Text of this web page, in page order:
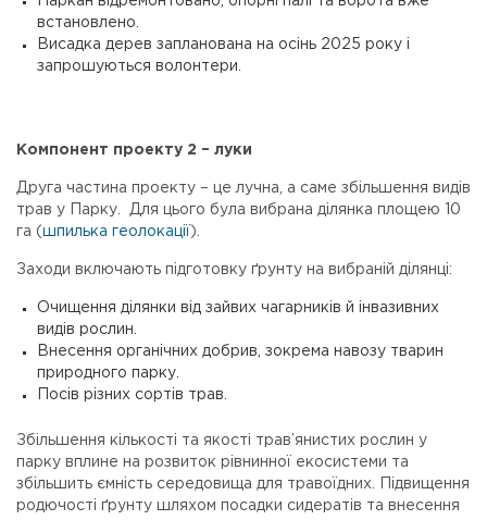
встановлено.
Висадка дерев запланована на осінь 2025 року і
запрошуються волонтери.
Компонент проекту 2 – луки
Друга частина проекту – це лучна, а саме збільшення видів
трав у Парку. Для цього була вибрана ділянка площею 10
га (шпилька геолокації ).
Заходи включають підготовку ґрунту на вибраній ділянці:
Очищення ділянки від зайвих чагарників й інвазивних
видів рослин.
Внесення органічних добрив, зокрема навозу тварин
природного парку.
Посів різних сортів трав.
Збільшення кількості та якості трав’янистих рослин у
парку вплине на розвиток рівнинної екосистеми та
збільшить ємність середовища для травоїдних. Підвищення
родючості ґрунту шляхом посадки сидератів та внесення